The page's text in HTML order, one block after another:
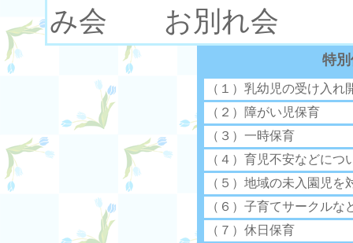
み会 お別れ会
特
（１）乳幼児の受け入れ
（２）障がい児保育
（３）一時保育
（４）育児不安などにつ
（５）地域の未入園児
（６）子育てサークルな
（７）休日保育